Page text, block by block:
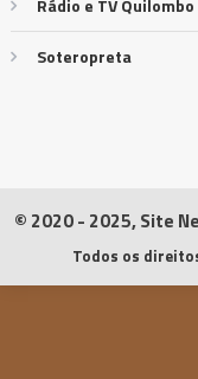
Rádio e TV Quilombo
Soteropreta
© 2020 - 2025, Site
Todos os